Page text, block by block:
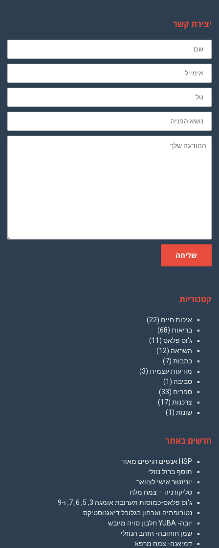
יצירת קשר
שם
מלא
חובה
לא
חובה
נושא
הפניה
ההודעה
שלך
שליחה
קטגוריות
איכות חיים (22)
בריאות (68)
ג'וס פלאס (11)
השראה (12)
כתבות (7)
מודעות עצמית (3)
סביבה (1)
ספרים (33)
צרכנות (17)
שונות (1)
חדשים באתר
HSP אנשים רגישים מאוד
תוסף ברזל נוזלי
יוניזטור אישי לצוואר
סליקורניה – צמח מלח
ג'וס פלאס-כמוסות תערובת אומגה 3, 5, 6, 7, ו-9
נטורופתיה ואבחון בגלובל דיאגנוסטיקס
יובה- YUBA חלבון סויה מיובש
שמן חוחובה- הזהב הנוזלי
דמיאנה- צמח מרפא